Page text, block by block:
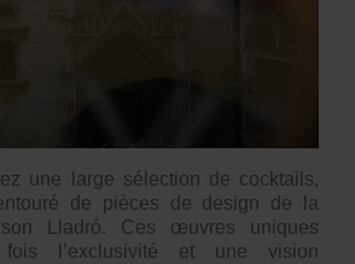
une large sélection de cocktails,
de pièces de design de la
Lladró. Ces œuvres uniques
l’exclusivité et une vision